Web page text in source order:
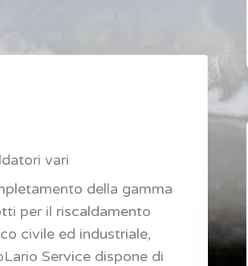
vari
della gamma
per il riscaldamento
civile ed industriale,
Service dispone di